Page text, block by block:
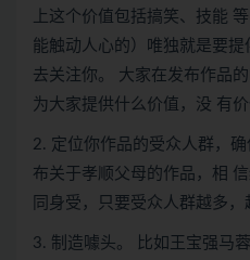
上这个价值包括搞笑、技能
能触动人心的）唯独就是要
去关注你。 大家在发布作品
为大家提供什么价值，没 有
2. 定位你作品的受众人群，
布关于孝顺父母的作品，相
同身受，只要受众人群越多，
3. 制造噱头。 比如王宝强马